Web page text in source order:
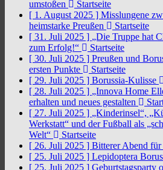
umstoßen
Startseite
[ 1. August 2025 ] Misslungene
heimstarke Preußen
Startseite
[ 31. Juli 2025 ] „Die Truppe hat
zum Erfolg!“
Startseite
[ 30. Juli 2025 ] Preußen und
ersten Punkte
Startseite
[ 29. Juli 2025 ] Borussia-Kulisse
[ 28. Juli 2025 ] „Innova Home
erhalten und neues gestalten
[ 27. Juli 2025 ] „Kinderinsel“,
Werkstatt“ und der Fußball als
Welt“
Startseite
[ 26. Juli 2025 ] Bitterer Abend für
[ 25. Juli 2025 ] Lepidoptera
[ 25. Juli 2025 ] Geburtstagsparty